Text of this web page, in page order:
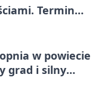
Termin
w powiecie
grad i silny